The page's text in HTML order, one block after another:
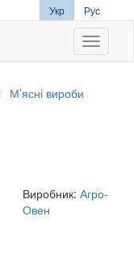
Укр Рус
М’ясні вироби
Виробник: Агро-
Овен